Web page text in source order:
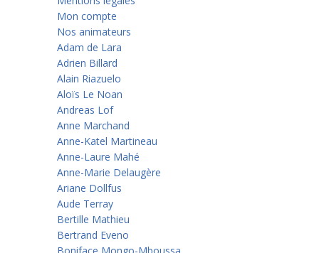
Mon compte
Nos animateurs
Adam de Lara
Adrien Billard
Alain Riazuelo
Aloïs Le Noan
Andreas Lof
Anne Marchand
Anne-Katel Martineau
Anne-Laure Mahé
Anne-Marie Delaugère
Ariane Dollfus
Aude Terray
Bertille Mathieu
Bertrand Eveno
Boniface Mongo-Mboussa